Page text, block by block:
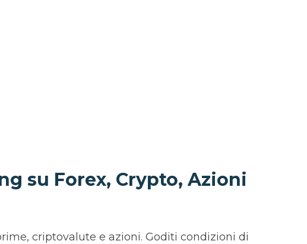
su Forex, Crypto, Azioni
criptovalute e azioni. Goditi condizioni di